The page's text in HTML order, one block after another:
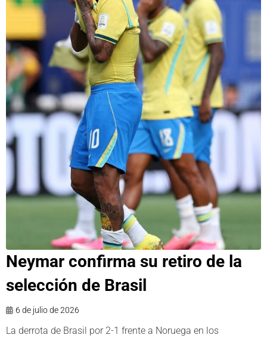
Neymar confirma su retiro de la
selección de Brasil
6 de julio de 2026
La derrota de Brasil por 2-1 frente a Noruega en los